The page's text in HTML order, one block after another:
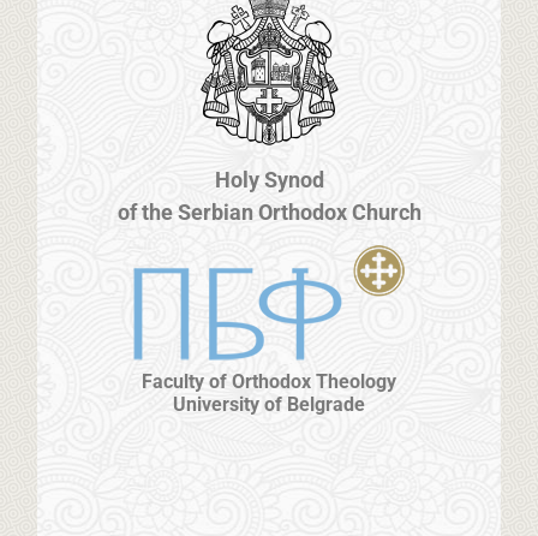
Holy Synod
of the Serbian Orthodox Church
Faculty of Orthodox Theology
University of Belgrade